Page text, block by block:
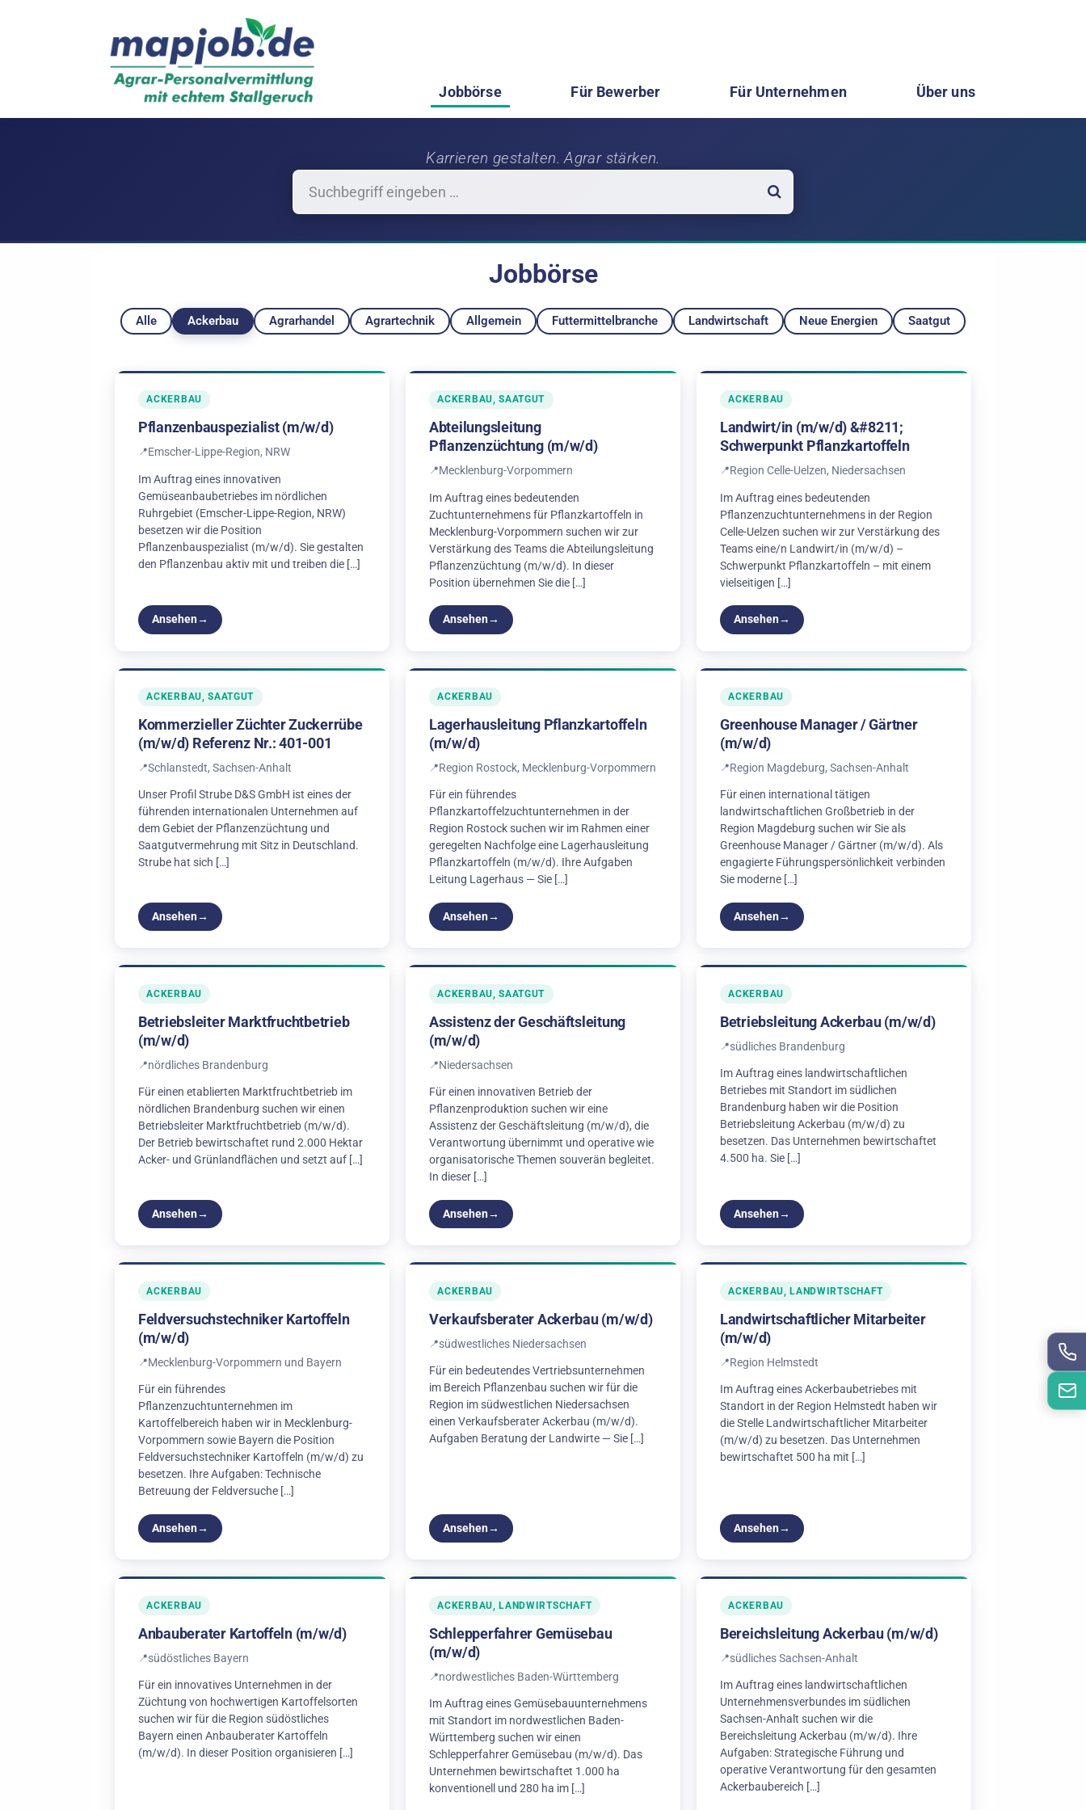
Jobbörse Für Bewerber Für Unternehmen Über uns
Karrieren gestalten. Agrar stärken.
Jobbörse
Alle Ackerbau Agrarhandel Agrartechnik Allgemein Futtermittelbranche Landwirtschaft Neue Energien Saatgut
ACKERBAU
Pflanzenbauspezialist (m/w/d)
Emscher-Lippe-Region, NRW
Im Auftrag eines innovativen
Gemüseanbaubetriebes im nördlichen
Ruhrgebiet (Emscher‑Lippe‑Region, NRW)
besetzen wir die Position
Pflanzenbauspezialist (m/w/d). Sie gestalten
den Pflanzenbau aktiv mit und treiben die […]
Ansehen
ACKERBAU, SAATGUT
Abteilungsleitung
Pflanzenzüchtung (m/w/d)
Mecklenburg-Vorpommern
Im Auftrag eines bedeutenden
Zuchtunternehmens für Pflanzkartoffeln in
Mecklenburg-Vorpommern suchen wir zur
Verstärkung des Teams die Abteilungsleitung
Pflanzenzüchtung (m/w/d). In dieser
Position übernehmen Sie die […]
Ansehen
ACKERBAU
Landwirt/in (m/w/d) &#8211;
Schwerpunkt Pflanzkartoffeln
Region Celle-Uelzen, Niedersachsen
Im Auftrag eines bedeutenden
Pflanzenzuchtunternehmens in der Region
Celle-Uelzen suchen wir zur Verstärkung des
Teams eine/n Landwirt/in (m/w/d) –
Schwerpunkt Pflanzkartoffeln – mit einem
vielseitigen […]
Ansehen
ACKERBAU, SAATGUT
Kommerzieller Züchter Zuckerrübe
(m/w/d) Referenz Nr.: 401-001
Schlanstedt, Sachsen-Anhalt
Unser Profil Strube D&S GmbH ist eines der
führenden internationalen Unternehmen auf
dem Gebiet der Pflanzenzüchtung und
Saatgutvermehrung mit Sitz in Deutschland.
Strube hat sich […]
Ansehen
ACKERBAU
Lagerhausleitung Pflanzkartoffeln
(m/w/d)
Region Rostock, Mecklenburg-Vorpommern
Für ein führendes
Pflanzkartoffelzuchtunternehmen in der
Region Rostock suchen wir im Rahmen einer
geregelten Nachfolge eine Lagerhausleitung
Pflanzkartoffeln (m/w/d). Ihre Aufgaben
Leitung Lagerhaus — Sie […]
Ansehen
ACKERBAU
Greenhouse Manager / Gärtner
(m/w/d)
Region Magdeburg, Sachsen-Anhalt
Für einen international tätigen
landwirtschaftlichen Großbetrieb in der
Region Magdeburg suchen wir Sie als
Greenhouse Manager / Gärtner (m/w/d). Als
engagierte Führungspersönlichkeit verbinden
Sie moderne […]
Ansehen
ACKERBAU
Betriebsleiter Marktfruchtbetrieb
(m/w/d)
nördliches Brandenburg
Für einen etablierten Marktfruchtbetrieb im
nördlichen Brandenburg suchen wir einen
Betriebsleiter Marktfruchtbetrieb (m/w/d).
Der Betrieb bewirtschaftet rund 2.000 Hektar
Acker- und Grünlandflächen und setzt auf […]
Ansehen
ACKERBAU, SAATGUT
Assistenz der Geschäftsleitung
(m/w/d)
Niedersachsen
Für einen innovativen Betrieb der
Pflanzenproduktion suchen wir eine
Assistenz der Geschäftsleitung (m/w/d), die
Verantwortung übernimmt und operative wie
organisatorische Themen souverän begleitet.
In dieser […]
Ansehen
ACKERBAU
Betriebsleitung Ackerbau (m/w/d)
südliches Brandenburg
Im Auftrag eines landwirtschaftlichen
Betriebes mit Standort im südlichen
Brandenburg haben wir die Position
Betriebsleitung Ackerbau (m/w/d) zu
besetzen. Das Unternehmen bewirtschaftet
4.500 ha. Sie […]
Ansehen
ACKERBAU
Feldversuchstechniker Kartoffeln
(m/w/d)
Mecklenburg-Vorpommern und Bayern
Für ein führendes
Pflanzenzuchtunternehmen im
Kartoffelbereich haben wir in Mecklenburg-
Vorpommern sowie Bayern die Position
Feldversuchstechniker Kartoffeln (m/w/d) zu
besetzen. Ihre Aufgaben: Technische
Betreuung der Feldversuche […]
Ansehen
ACKERBAU
Verkaufsberater Ackerbau (m/w/d)
südwestliches Niedersachsen
Für ein bedeutendes Vertriebsunternehmen
im Bereich Pflanzenbau suchen wir für die
Region im südwestlichen Niedersachsen
einen Verkaufsberater Ackerbau (m/w/d).
Aufgaben Beratung der Landwirte — Sie […]
Ansehen
ACKERBAU, LANDWIRTSCHAFT
Landwirtschaftlicher Mitarbeiter
(m/w/d)
Region Helmstedt
Im Auftrag eines Ackerbaubetriebes mit
Standort in der Region Helmstedt haben wir
die Stelle Landwirtschaftlicher Mitarbeiter
(m/w/d) zu besetzen. Das Unternehmen
bewirtschaftet 500 ha mit […]
Ansehen
ACKERBAU
Anbauberater Kartoffeln (m/w/d)
südöstliches Bayern
Für ein innovatives Unternehmen in der
Züchtung von hochwertigen Kartoffelsorten
suchen wir für die Region südöstliches
Bayern einen Anbauberater Kartoffeln
(m/w/d). In dieser Position organisieren […]
ACKERBAU, LANDWIRTSCHAFT
Schlepperfahrer Gemüsebau
(m/w/d)
nordwestliches Baden-Württemberg
Im Auftrag eines Gemüsebauunternehmens
mit Standort im nordwestlichen Baden-
Württemberg suchen wir einen
Schlepperfahrer Gemüsebau (m/w/d). Das
Unternehmen bewirtschaftet 1.000 ha
konventionell und 280 ha im […]
ACKERBAU
Bereichsleitung Ackerbau (m/w/d)
südliches Sachsen-Anhalt
Im Auftrag eines landwirtschaftlichen
Unternehmensverbundes im südlichen
Sachsen-Anhalt suchen wir die
Bereichsleitung Ackerbau (m/w/d). Ihre
Aufgaben: Strategische Führung und
operative Verantwortung für den gesamten
Ackerbaubereich […]